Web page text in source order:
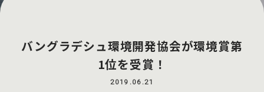
バングラデシュ環境開発協会が環境賞第
1位を受賞！
2019.06.21